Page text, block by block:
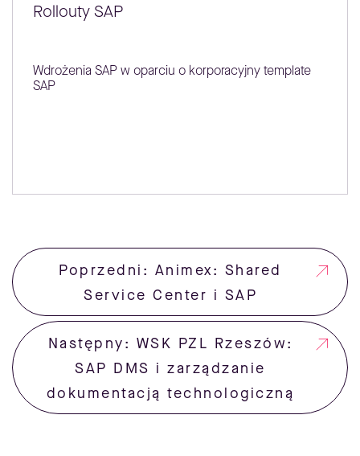
Rollouty SAP
Wdrożenia SAP w oparciu o korporacyjny template
SAP
Poprzedni: Animex: Shared
Service Center i SAP
Następny: WSK PZL Rzeszów:
SAP DMS i zarządzanie
dokumentacją technologiczną